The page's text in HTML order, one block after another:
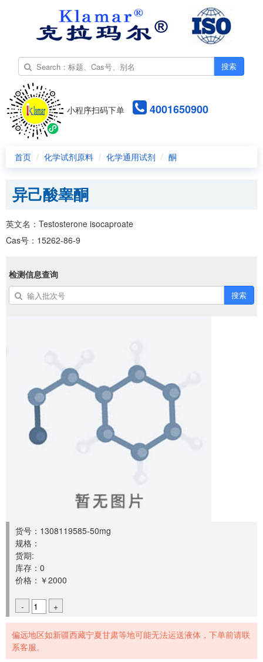
搜索
小程序扫码下单 4001650900
首页 化学试剂原料 化学通用试剂 酮
异己酸睾酮
英文名：Testosterone isocaproate
Cas号：15262-86-9
检测信息查询
搜索
货号：1308119585-50mg
规格：
货期:
库存：0
价格：￥2000
- +
偏远地区如新疆西藏宁夏甘肃等地可能无法运送液体，下单前请联
系客服。